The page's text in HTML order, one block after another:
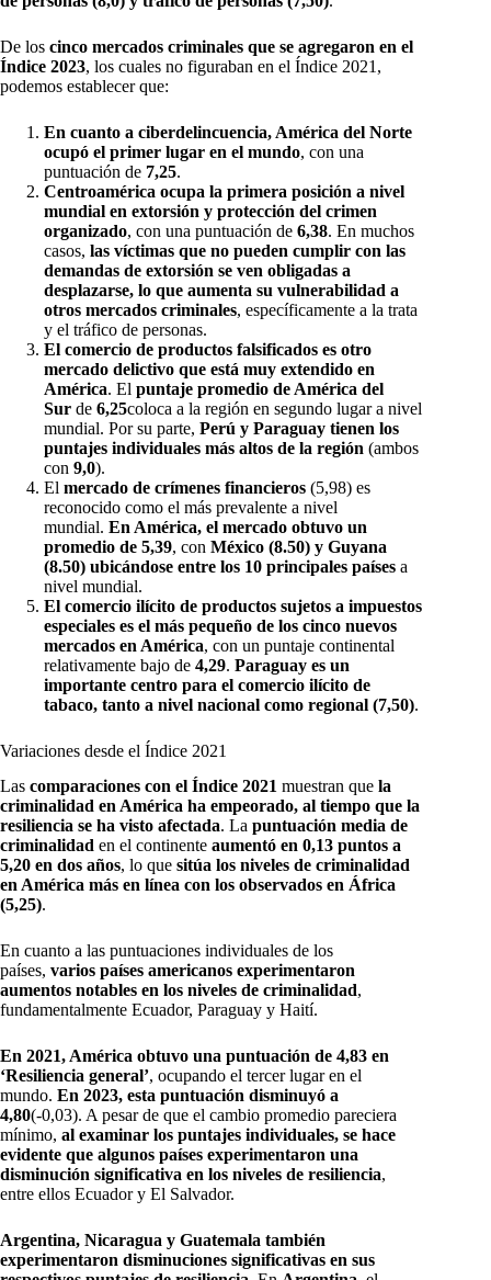
De los cinco mercados criminales que se agregaron en el
Índice 2023, los cuales no figuraban en el Índice 2021,
podemos establecer que:
En cuanto a ciberdelincuencia, América del Norte
ocupó el primer lugar en el mundo, con una
puntuación de 7,25.
Centroamérica ocupa la primera posición a nivel
mundial en extorsión y protección del crimen
organizado, con una puntuación de 6,38. En muchos
casos, las víctimas que no pueden cumplir con las
demandas de extorsión se ven obligadas a
desplazarse, lo que aumenta su vulnerabilidad a
otros mercados criminales, específicamente a la trata
y el tráfico de personas.
El comercio de productos falsificados es otro
mercado delictivo que está muy extendido en
América. El puntaje promedio de América del
Sur de 6,25coloca a la región en segundo lugar a nivel
mundial. Por su parte, Perú y Paraguay tienen los
puntajes individuales más altos de la región (ambos
con 9,0).
El mercado de crímenes financieros (5,98) es
reconocido como el más prevalente a nivel
mundial. En América, el mercado obtuvo un
promedio de 5,39, con México (8.50) y Guyana
(8.50) ubicándose entre los 10 principales países a
nivel mundial.
El comercio ilícito de productos sujetos a impuestos
especiales es el más pequeño de los cinco nuevos
mercados en América, con un puntaje continental
relativamente bajo de 4,29. Paraguay es un
importante centro para el comercio ilícito de
tabaco, tanto a nivel nacional como regional (7,50).
Variaciones desde el Índice 2021
Las comparaciones con el Índice 2021 muestran que la
criminalidad en América ha empeorado, al tiempo que la
resiliencia se ha visto afectada. La puntuación media de
criminalidad en el continente aumentó en 0,13 puntos a
5,20 en dos años, lo que sitúa los niveles de criminalidad
en América más en línea con los observados en África
(5,25).
En cuanto a las puntuaciones individuales de los
países, varios países americanos experimentaron
aumentos notables en los niveles de criminalidad,
fundamentalmente Ecuador, Paraguay y Haití.
En 2021, América obtuvo una puntuación de 4,83 en
‘Resiliencia general’, ocupando el tercer lugar en el
mundo. En 2023, esta puntuación disminuyó a
4,80(-0,03). A pesar de que el cambio promedio pareciera
mínimo, al examinar los puntajes individuales, se hace
evidente que algunos países experimentaron una
disminución significativa en los niveles de resiliencia,
entre ellos Ecuador y El Salvador.
Argentina, Nicaragua y Guatemala también
experimentaron disminuciones significativas en sus